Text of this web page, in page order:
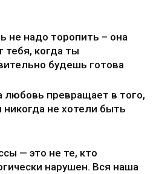
не надо торопить – она
тебя, когда ты
будешь готова
любовь превращает в того,
никогда не хотели быть
— это не те, кто
нарушен. Вся наша